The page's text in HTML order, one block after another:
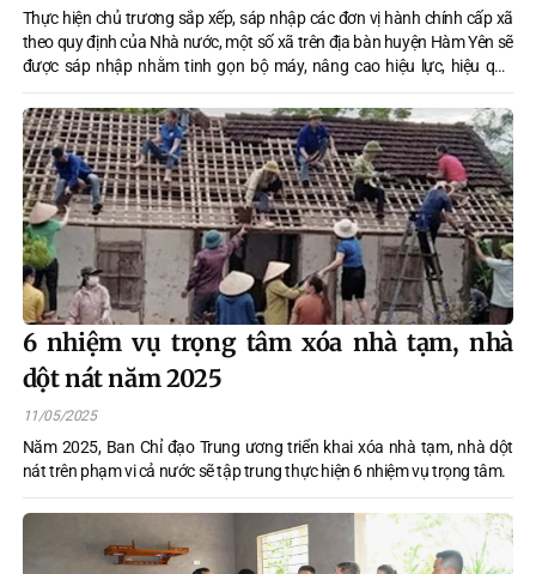
Thực hiện chủ trương sắp xếp, sáp nhập các đơn vị hành chính cấp xã
theo quy định của Nhà nước, một số xã trên địa bàn huyện Hàm Yên sẽ
được sáp nhập nhằm tinh gọn bộ máy, nâng cao hiệu lực, hiệu quả
quản lý.
6 nhiệm vụ trọng tâm xóa nhà tạm, nhà
dột nát năm 2025
11/05/2025
Năm 2025, Ban Chỉ đạo Trung ương triển khai xóa nhà tạm, nhà dột
nát trên phạm vi cả nước sẽ tập trung thực hiện 6 nhiệm vụ trọng tâm.